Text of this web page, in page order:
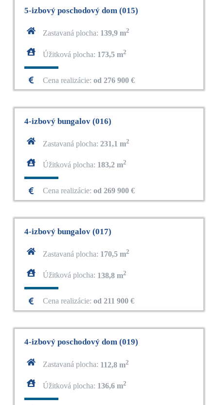
5-izbový poschodový dom (015)
Zastavaná plocha: 139,9 m2
Úžitková plocha: 173,5 m2
Cena realizácie:od 276 900 €
4-izbový bungalov (016)
Zastavaná plocha: 231,1 m2
Úžitková plocha: 183,2 m2
Cena realizácie:od 269 900 €
4-izbový bungalov (017)
Zastavaná plocha: 170,5 m2
Úžitková plocha: 138,8 m2
Cena realizácie:od 211 900 €
4-izbový poschodový dom (019)
Zastavaná plocha: 112,8 m2
Úžitková plocha: 136,6 m2